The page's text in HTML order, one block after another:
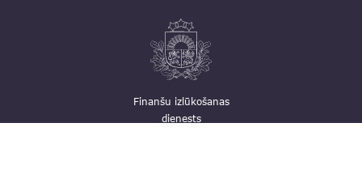
Finanšu izlūkošanas
dienests